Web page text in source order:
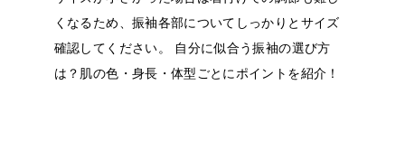
くなるため、振袖各部についてしっかりとサイズ
確認してください。
自分に似合う振袖の選び方
は？肌の色・身長・体型ごとにポイントを紹介！